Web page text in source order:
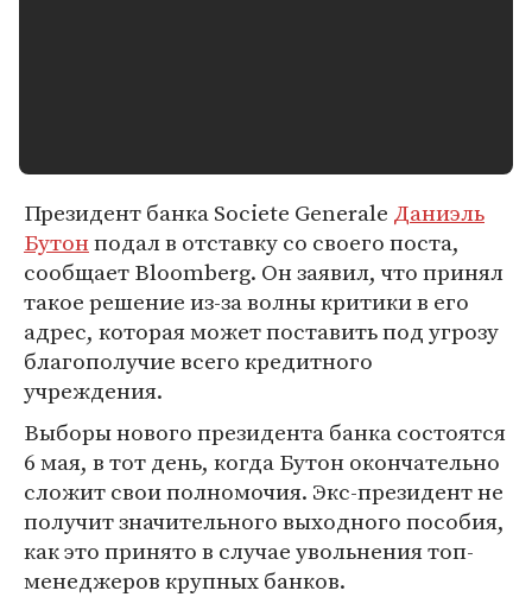
Президент банка Societe Generale Даниэль
Бутонподал в отставку со своего поста,
сообщает Bloomberg. Он заявил, что принял
такое решение из-за волны критики в его
адрес, которая может поставить под угрозу
благополучие всего кредитного
учреждения.
Выборы нового президента банка состоятся
6 мая, в тот день, когда Бутон окончательно
сложит свои полномочия. Экс-президент не
получит значительного выходного пособия,
как это принято в случае увольнения топ-
менеджеров крупных банков.